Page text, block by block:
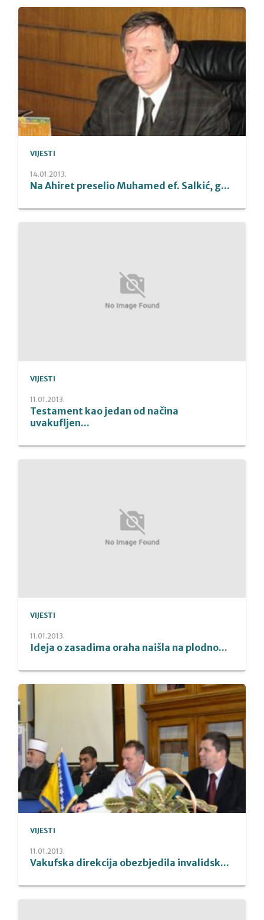
VIJESTI
14.01.2013.
Na Ahiret preselio Muhamed ef. Salkić, g...
VIJESTI
11.01.2013.
Testament kao jedan od načina
uvakufljen...
VIJESTI
11.01.2013.
Ideja o zasadima oraha naišla na plodno...
VIJESTI
11.01.2013.
Vakufska direkcija obezbjedila invalidsk...